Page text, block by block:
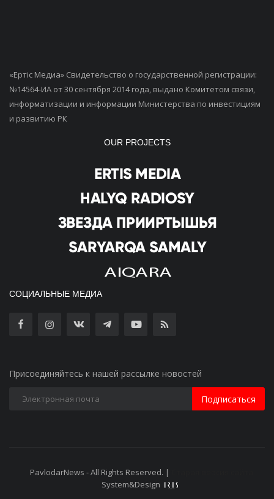
«Ертiс Медиа» Свидетельство о государственной регистрации:
№14564-ИА от 30 сентября 2014 года, выдано Комитетом связи,
информатизации и информации Министерства по инвестициям
и развитию РК
OUR PROJECTS
СОЦИАЛЬНЫЕ МЕДИА
Присоединяйтесь к нашей рассылке новостей
Подписаться
PavlodarNews - All Rights Reserved. |
System&Design